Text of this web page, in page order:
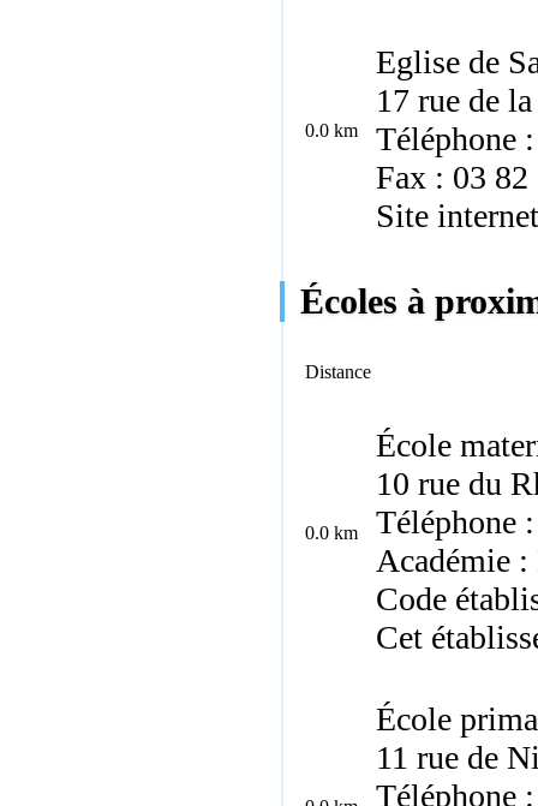
0.0 km
Eglise de
17 rue de
Téléphone
Fax : 03 82
Site
Écoles à
Distance
0.0 km
École
10 rue du
Téléphone
Académie
Code
Cet
École
11 rue de
Téléphone